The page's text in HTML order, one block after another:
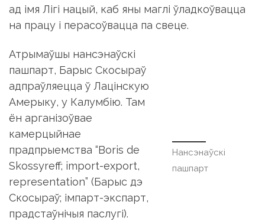
ад імя Лігі нацый, каб яны маглі ўладкоўвацца
на працу і перасоўвацца па свеце.
Атрымаўшы нансэнаўскі
пашпарт, Барыс Скосыраў
адпраўляецца ў Лацінскую
Амерыку, у Калумбію. Там
ён арганізоўвае
камерцыйнае
прадпрыемства “Boris de Skossyreff; import-
export, representation” (Барыс дэ Скосыраў;
імпарт-экспарт, прадстаўнічыя паслугі).
Наогул, на працягу 1924-34 гадоў Скосыраў
актыўна падарожнічае з Вялікабрытаніі ў